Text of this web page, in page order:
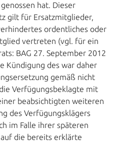
genossen hat. Dieser
gilt für Ersatzmitglieder,
ordentliches oder
vertreten (vgl. für ein
BAG 27. September 2012
Kündigung des war daher
gemäß nicht
Verfügungsbeklagte mit
beabsichtigten weiteren
des Verfügungsklägers
im Falle ihrer späteren
die bereits erklärte